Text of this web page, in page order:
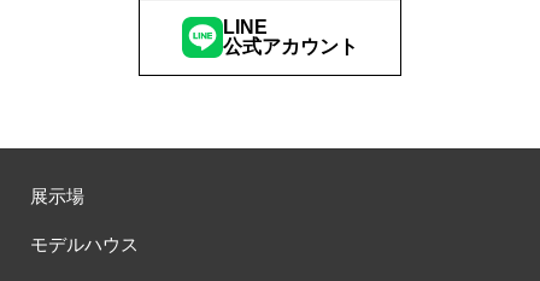
LINE
公式アカウント
展示場
モデルハウス